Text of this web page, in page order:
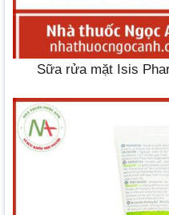
Sữa rửa mặt Isis